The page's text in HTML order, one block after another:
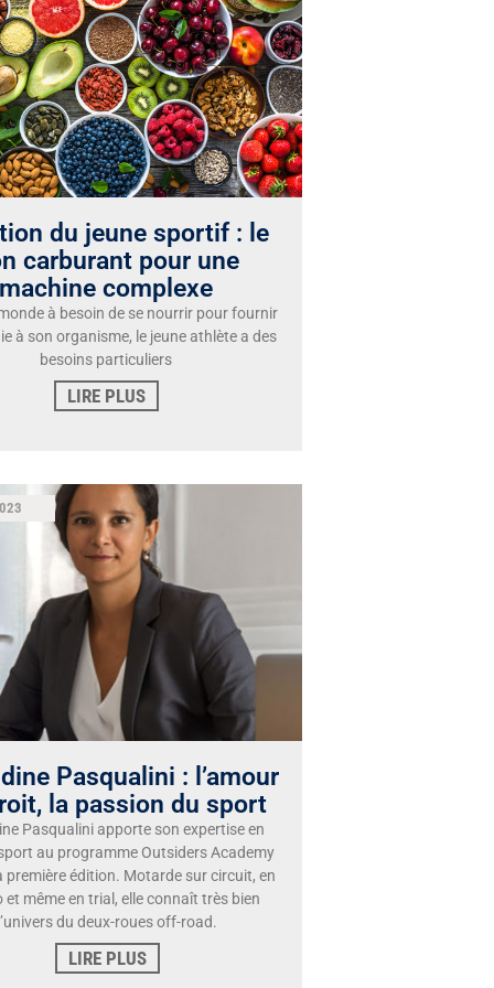
du jeune sportif : le
carburant pour une
machine complexe
à besoin de se nourrir pour fournir
à son organisme, le jeune athlète a des
besoins particuliers
LIRE PLUS
Pasqualini : l’amour
la passion du sport
Pasqualini apporte son expertise en
au programme Outsiders Academy
première édition. Motarde sur circuit, en
et même en trial, elle connaît très bien
du deux-roues off-road.
LIRE PLUS